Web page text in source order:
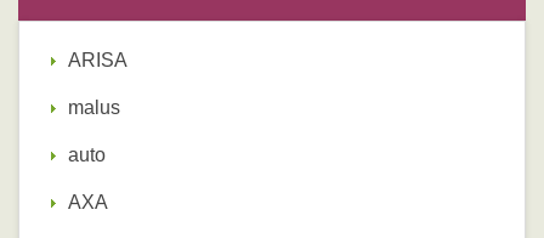
ARISA
malus
auto
AXA